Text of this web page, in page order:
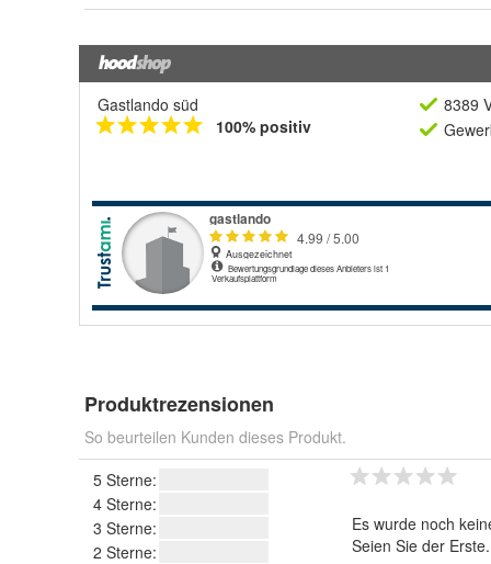
Gastlando süd
100% positiv
8389
Produktrezensionen
So beurteilen Kunden dieses Produkt.
5 Sterne:
4 Sterne:
3 Sterne:
2 Sterne:
Es wurde noch
Seien Sie der